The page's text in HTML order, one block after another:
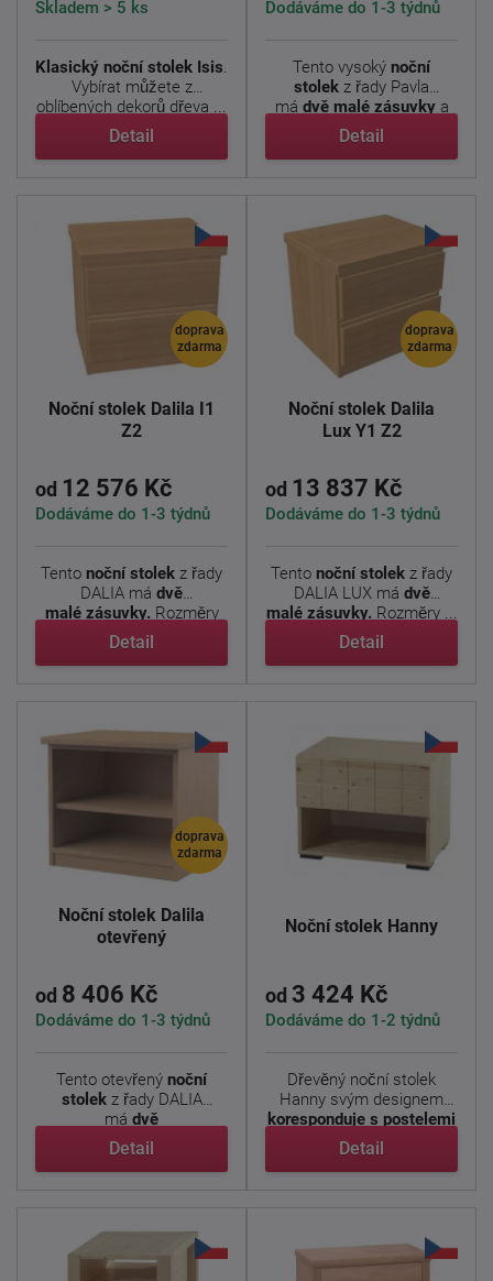
Skladem > 5 ks
Klasický noční stolek Isis.
Vybírat můžete z
oblíbených dekorů dřeva ...
Detail
Dodáváme do 1-3 týdnů
Tento vysoký noční
stolek z řady Pavla
má dvě malé zásuvky a
hodí se i ...
Detail
doprava
zdarma
Noční stolek Dalila I1
Z2
od 12 576 Kč
Dodáváme do 1-3 týdnů
Tento noční stolek z řady
DALIA má dvě
malé zásuvky. Rozměry
nočního ...
Detail
doprava
zdarma
Noční stolek Dalila
Lux Y1 Z2
od 13 837 Kč
Dodáváme do 1-3 týdnů
Tento noční stolek z řady
DALIA LUX má dvě
malé zásuvky. Rozměry ...
Detail
doprava
zdarma
Noční stolek Dalila
otevřený
od 8 406 Kč
Dodáváme do 1-3 týdnů
Tento otevřený noční
stolekz řady DALIA
má dvě
malé poličky.
Rozměry ...
Detail
Noční stolek Hanny
od 3 424 Kč
Dodáváme do 1-2 týdnů
Dřevěný noční stolek
Hanny svým designem
koresponduje s postelemi
...
Detail